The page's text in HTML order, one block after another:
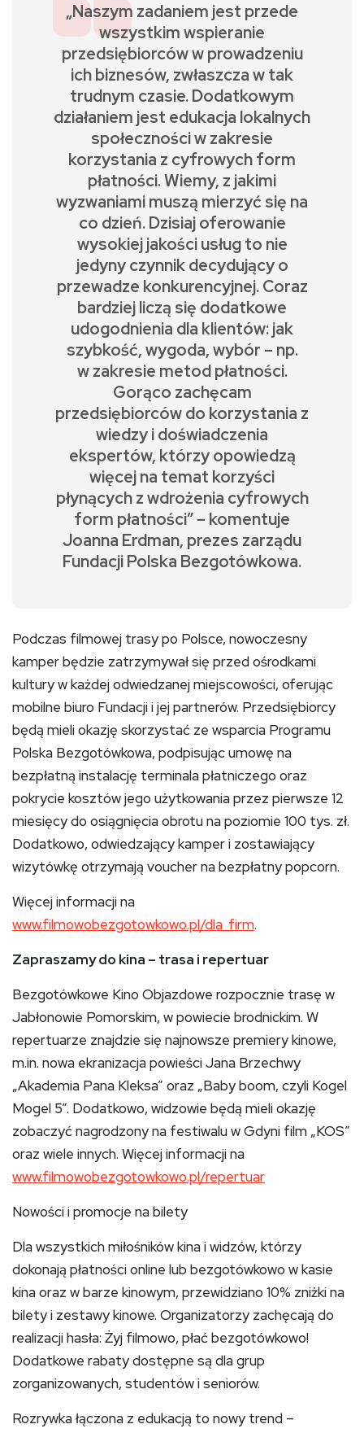
„Naszym zadaniem jest przede
wszystkim wspieranie
przedsiębiorców w prowadzeniu
ich biznesów, zwłaszcza w tak
trudnym czasie. Dodatkowym
działaniem jest edukacja lokalnych
społeczności w zakresie
korzystania z cyfrowych form
płatności. Wiemy, z jakimi
wyzwaniami muszą mierzyć się na
co dzień. Dzisiaj oferowanie
wysokiej jakości usług to nie
jedyny czynnik decydujący o
przewadze konkurencyjnej. Coraz
bardziej liczą się dodatkowe
udogodnienia dla klientów: jak
szybkość, wygoda, wybór – np.
w zakresie metod płatności.
Gorąco zachęcam
przedsiębiorców do korzystania z
wiedzy i doświadczenia
ekspertów, którzy opowiedzą
więcej na temat korzyści
płynących z wdrożenia cyfrowych
form płatności” – komentuje
Joanna Erdman, prezes zarządu
Fundacji Polska Bezgotówkowa.
Podczas filmowej trasy po Polsce, nowoczesny
kamper będzie zatrzymywał się przed ośrodkami
kultury w każdej odwiedzanej miejscowości, oferując
mobilne biuro Fundacji i jej partnerów. Przedsiębiorcy
będą mieli okazję skorzystać ze wsparcia Programu
Polska Bezgotówkowa, podpisując umowę na
bezpłatną instalację terminala płatniczego oraz
pokrycie kosztów jego użytkowania przez pierwsze 12
miesięcy do osiągnięcia obrotu na poziomie 100 tys. zł.
Dodatkowo, odwiedzający kamper i zostawiający
wizytówkę otrzymają voucher na bezpłatny popcorn.
Więcej informacji na
www.filmowobezgotowkowo.pl/dla_firm.
Zapraszamy do kina – trasa i repertuar
Bezgotówkowe Kino Objazdowe rozpocznie trasę w
Jabłonowie Pomorskim, w powiecie brodnickim. W
repertuarze znajdzie się najnowsze premiery kinowe,
m.in. nowa ekranizacja powieści Jana Brzechwy
„Akademia Pana Kleksa” oraz „Baby boom, czyli Kogel
Mogel 5”. Dodatkowo, widzowie będą mieli okazję
zobaczyć nagrodzony na festiwalu w Gdyni film „KOS”
oraz wiele innych. Więcej informacji na
www.filmowobezgotowkowo.pl/repertuar
Nowości i promocje na bilety
Dla wszystkich miłośników kina i widzów, którzy
dokonają płatności online lub bezgotówkowo w kasie
kina oraz w barze kinowym, przewidziano 10% zniżki na
bilety i zestawy kinowe. Organizatorzy zachęcają do
realizacji hasła: Żyj filmowo, płać bezgotówkowo!
Dodatkowe rabaty dostępne są dla grup
zorganizowanych, studentów i seniorów.
Rozrywka łączona z edukacją to nowy trend –